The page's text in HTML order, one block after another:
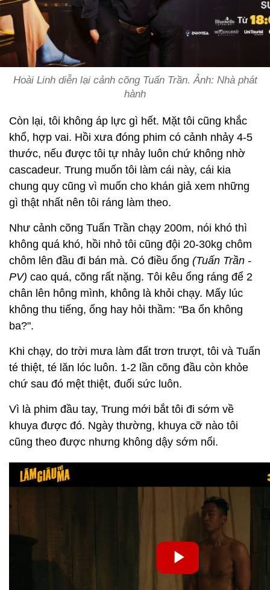
Hoài Linh diễn lại cảnh cõng Tuấn Trần. Ảnh: Nhà phát
hành
Còn lại, tôi không áp lực gì hết. Mặt tôi cũng khắc
khổ, hợp vai. Hồi xưa đóng phim có cảnh nhảy 4-5
thước, nếu được tôi tự nhảy luôn chứ không nhờ
cascadeur. Trung muốn tôi làm cái này, cái kia
chung quy cũng vì muốn cho khán giả xem những
gì thật nhất nên tôi ráng làm theo.
Như cảnh cõng Tuấn Trần chạy 200m, nói khó thì
không quá khó, hồi nhỏ tôi cũng đội 20-30kg chôm
chôm lên đầu đi bán mà. Có điều ổng (Tuấn Trần -
PV) cao quá, cõng rất nặng. Tôi kêu ổng ráng để 2
chân lên hông mình, không là khỏi chạy. Mấy lúc
không thu tiếng, ổng hay hỏi thầm: "Ba ổn không
ba?".
Khi chạy, do trời mưa làm đất trơn trượt, tôi và Tuấn
té thiệt, té lăn lóc luôn. 1-2 lần cõng đầu còn khỏe
chứ sau đó mệt thiệt, đuối sức luôn.
Vì là phim đầu tay, Trung mới bắt tôi đi sớm về
khuya được đó. Ngày thường, khuya cỡ nào tôi
cũng theo được nhưng không dậy sớm nổi.